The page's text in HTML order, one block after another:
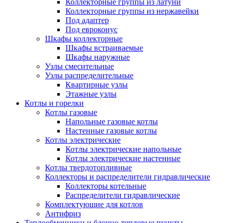
Коллекторные группы из латуни
Коллекторные группы из нержавейки
Под адаптер
Под евроконус
Шкафы коллекторные
Шкафы встраиваемые
Шкафы наружные
Узлы смесительные
Узлы распределительные
Квартирные узлы
Этажные узлы
Котлы и горелки
Котлы газовые
Напольные газовые котлы
Настенные газовые котлы
Котлы электрические
Котлы электрические напольные
Котлы электрические настенные
Котлы твердотопливные
Коллекторы и распределители гидравлические
Коллекторы котельные
Распределители гидравлические
Комплектующие для котлов
Антифриз